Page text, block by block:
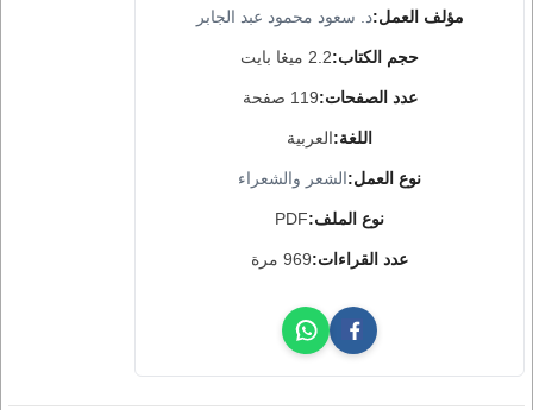
مؤلف العمل:د. سعود محمود عبد الجابر
حجم الكتاب:2.2 ميغا بايت
عدد الصفحات:119 صفحة
اللغة:العربية
نوع العمل:الشعر والشعراء
نوع الملف:PDF
عدد القراءات:969 مرة